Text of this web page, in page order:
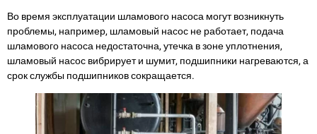
Во время эксплуатации шламового насоса могут возникнуть
проблемы, например, шламовый насос не работает, подача
шламового насоса недостаточна, утечка в зоне уплотнения,
шламовый насос вибрирует и шумит, подшипники нагреваются, а
срок службы подшипников сокращается.